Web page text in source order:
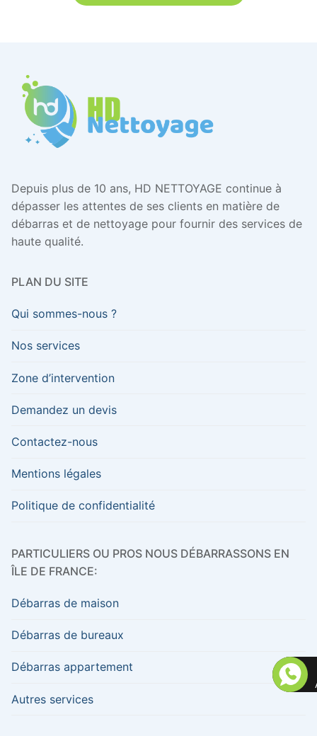
Depuis plus de 10 ans, HD NETTOYAGE continue à
dépasser les attentes de ses clients en matière de
débarras et de nettoyage pour fournir des services de
haute qualité.
PLAN DU SITE
Qui sommes-nous ?
Nos services
Zone d’intervention
Demandez un devis
Contactez-nous
Mentions légales
Politique de confidentialité
PARTICULIERS OU PROS NOUS DÉBARRASSONS EN
ÎLE DE FRANCE:
Débarras de maison
Débarras de bureaux
Débarras appartement
Autres services